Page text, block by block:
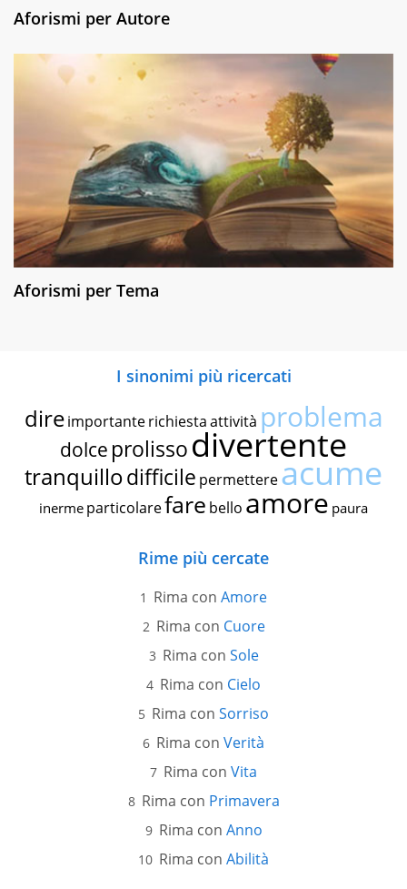
Aforismi per Autore
Aforismi per Tema
I sinonimi più ricercati
dire importante richiestaattività problema
dolce prolissodivertente
tranquillodifficile permettereacume
inerme particolarefare bello amore paura
Rime più cercate
Rima con Amore
Rima con Cuore
Rima con Sole
Rima con Cielo
Rima con Sorriso
Rima con Verità
Rima con Vita
Rima con Primavera
Rima con Anno
Rima con Abilità